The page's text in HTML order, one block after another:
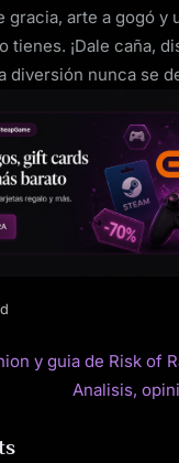
gracia, arte a gogó y
tienes. ¡Dale caña,
diversión nunca se
y guia de Risk of
N
Analisis,